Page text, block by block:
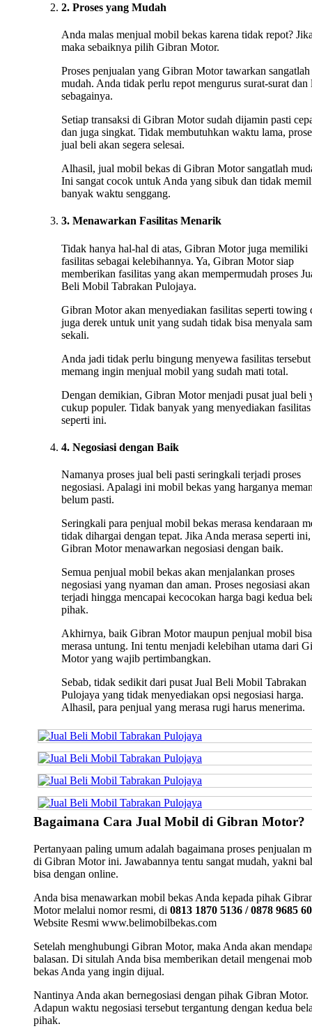
2. Proses yang Mudah
Anda malas menjual mobil bekas karena tidak repot?
maka sebaiknya pilih Gibran Motor.
Proses penjualan yang Gibran Motor tawarkan sangatlah
mudah. Anda tidak perlu repot mengurus surat-surat dan
sebagainya.
Setiap transaksi di Gibran Motor sudah dijamin pasti
dan juga singkat. Tidak membutuhkan waktu lama,
jual beli akan segera selesai.
Alhasil, jual mobil bekas di Gibran Motor sangatlah
Ini sangat cocok untuk Anda yang sibuk dan tidak
banyak waktu senggang.
3. Menawarkan Fasilitas Menarik
Tidak hanya hal-hal di atas, Gibran Motor juga memiliki
fasilitas sebagai kelebihannya. Ya, Gibran Motor siap
memberikan fasilitas yang akan mempermudah proses
Beli Mobil Tabrakan Pulojaya.
Gibran Motor akan menyediakan fasilitas seperti towing
juga derek untuk unit yang sudah tidak bisa menyala
sekali.
Anda jadi tidak perlu bingung menyewa fasilitas
memang ingin menjual mobil yang sudah mati total.
Dengan demikian, Gibran Motor menjadi pusat jual beli
cukup populer. Tidak banyak yang menyediakan fasilitas
seperti ini.
4. Negosiasi dengan Baik
Namanya proses jual beli pasti seringkali terjadi proses
negosiasi. Apalagi ini mobil bekas yang harganya
belum pasti.
Seringkali para penjual mobil bekas merasa kendaraan
tidak dihargai dengan tepat. Jika Anda merasa seperti ini,
Gibran Motor menawarkan negosiasi dengan baik.
Semua penjual mobil bekas akan menjalankan proses
negosiasi yang nyaman dan aman. Proses negosiasi akan
terjadi hingga mencapai kecocokan harga bagi kedua
pihak.
Akhirnya, baik Gibran Motor maupun penjual mobil bisa
merasa untung. Ini tentu menjadi kelebihan utama dari
Motor yang wajib pertimbangkan.
Sebab, tidak sedikit dari pusat Jual Beli Mobil Tabrakan
Pulojaya yang tidak menyediakan opsi negosiasi harga.
Alhasil, para penjual yang merasa rugi harus menerima.
Bagaimana Cara Jual Mobil di Gibran Motor?
Pertanyaan paling umum adalah bagaimana proses penjualan
di Gibran Motor ini. Jawabannya tentu sangat mudah, yakni
bisa dengan online.
Anda bisa menawarkan mobil bekas Anda kepada pihak
Motor melalui nomor resmi, di 0813 1870 5136 / 0878 9685
Website Resmi www.belimobilbekas.com
Setelah menghubungi Gibran Motor, maka Anda akan
balasan. Di situlah Anda bisa memberikan detail mengenai
bekas Anda yang ingin dijual.
Nantinya Anda akan bernegosiasi dengan pihak Gibran Motor.
Adapun waktu negosiasi tersebut tergantung dengan kedua
pihak.